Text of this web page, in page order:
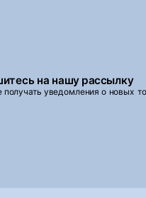
на нашу рассылку
получать уведомления о новых